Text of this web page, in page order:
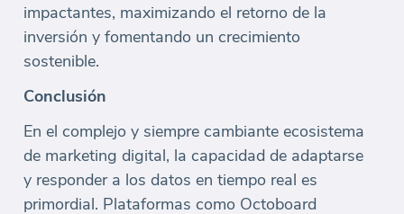
impactantes, maximizando el retorno de la
inversión y fomentando un crecimiento
sostenible.
Conclusión
En el complejo y siempre cambiante ecosistema
de marketing digital, la capacidad de adaptarse
y responder a los datos en tiempo real es
primordial. Plataformas como Octoboard